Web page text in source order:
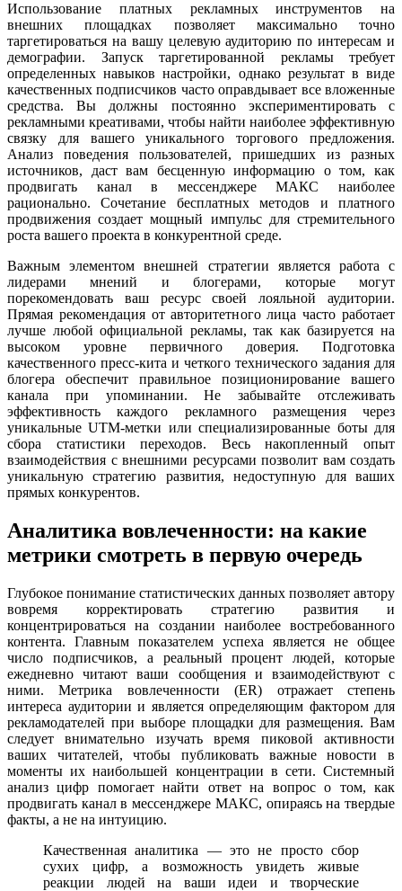
Использование платных рекламных инструментов на
внешних площадках позволяет максимально точно
таргетироваться на вашу целевую аудиторию по интересам и
демографии. Запуск таргетированной рекламы требует
определенных навыков настройки, однако результат в виде
качественных подписчиков часто оправдывает все вложенные
средства. Вы должны постоянно экспериментировать с
рекламными креативами, чтобы найти наиболее эффективную
связку для вашего уникального торгового предложения.
Анализ поведения пользователей, пришедших из разных
источников, даст вам бесценную информацию о том, как
продвигать канал в мессенджере МАКС наиболее
рационально. Сочетание бесплатных методов и платного
продвижения создает мощный импульс для стремительного
роста вашего проекта в конкурентной среде.
Важным элементом внешней стратегии является работа с
лидерами мнений и блогерами, которые могут
порекомендовать ваш ресурс своей лояльной аудитории.
Прямая рекомендация от авторитетного лица часто работает
лучше любой официальной рекламы, так как базируется на
высоком уровне первичного доверия. Подготовка
качественного пресс-кита и четкого технического задания для
блогера обеспечит правильное позиционирование вашего
канала при упоминании. Не забывайте отслеживать
эффективность каждого рекламного размещения через
уникальные UTM-метки или специализированные боты для
сбора статистики переходов. Весь накопленный опыт
взаимодействия с внешними ресурсами позволит вам создать
уникальную стратегию развития, недоступную для ваших
прямых конкурентов.
Аналитика вовлеченности: на какие
метрики смотреть в первую очередь
Глубокое понимание статистических данных позволяет автору
вовремя корректировать стратегию развития и
концентрироваться на создании наиболее востребованного
контента. Главным показателем успеха является не общее
число подписчиков, а реальный процент людей, которые
ежедневно читают ваши сообщения и взаимодействуют с
ними. Метрика вовлеченности (ER) отражает степень
интереса аудитории и является определяющим фактором для
рекламодателей при выборе площадки для размещения. Вам
следует внимательно изучать время пиковой активности
ваших читателей, чтобы публиковать важные новости в
моменты их наибольшей концентрации в сети. Системный
анализ цифр помогает найти ответ на вопрос о том, как
продвигать канал в мессенджере МАКС, опираясь на твердые
факты, а не на интуицию.
Качественная аналитика — это не просто сбор
сухих цифр, а возможность увидеть живые
реакции людей на ваши идеи и творческие